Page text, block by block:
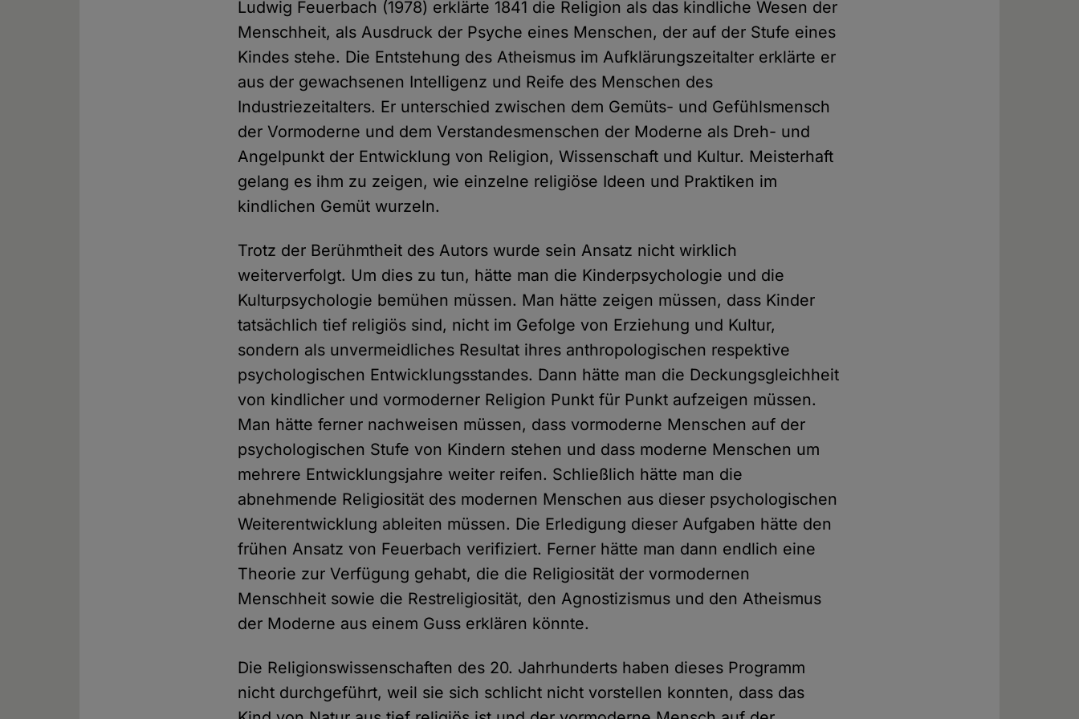
Ludwig Feuerbach (1978) erklärte 1841 die Religion als das kindliche Wesen der
Menschheit, als Ausdruck der Psyche eines Menschen, der auf der Stufe eines
Kindes stehe. Die Entstehung des Atheismus im Aufklärungszeitalter erklärte er
aus der gewachsenen Intelligenz und Reife des Menschen des
Industriezeitalters. Er unterschied zwischen dem Gemüts- und Gefühlsmensch
der Vormoderne und dem Verstandesmenschen der Moderne als Dreh- und
Angelpunkt der Entwicklung von Religion, Wissenschaft und Kultur. Meisterhaft
gelang es ihm zu zeigen, wie einzelne religiöse Ideen und Praktiken im
kindlichen Gemüt wurzeln.
Trotz der Berühmtheit des Autors wurde sein Ansatz nicht wirklich
weiterverfolgt. Um dies zu tun, hätte man die Kinderpsychologie und die
Kulturpsychologie bemühen müssen. Man hätte zeigen müssen, dass Kinder
tatsächlich tief religiös sind, nicht im Gefolge von Erziehung und Kultur,
sondern als unvermeidliches Resultat ihres anthropologischen respektive
psychologischen Entwicklungsstandes. Dann hätte man die Deckungsgleichheit
von kindlicher und vormoderner Religion Punkt für Punkt aufzeigen müssen.
Man hätte ferner nachweisen müssen, dass vormoderne Menschen auf der
psychologischen Stufe von Kindern stehen und dass moderne Menschen um
mehrere Entwicklungsjahre weiter reifen. Schließlich hätte man die
abnehmende Religiosität des modernen Menschen aus dieser psychologischen
Weiterentwicklung ableiten müssen. Die Erledigung dieser Aufgaben hätte den
frühen Ansatz von Feuerbach verifiziert. Ferner hätte man dann endlich eine
Theorie zur Verfügung gehabt, die die Religiosität der vormodernen
Menschheit sowie die Restreligiosität, den Agnostizismus und den Atheismus
der Moderne aus einem Guss erklären könnte.
Die Religionswissenschaften des 20. Jahrhunderts haben dieses Programm
nicht durchgeführt, weil sie sich schlicht nicht vorstellen konnten, dass das